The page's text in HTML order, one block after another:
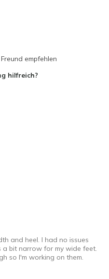
for Wearing
empfehlen
hilfreich?
and heel. I had no issues
bit narrow for my wide feet.
so I'm working on them.